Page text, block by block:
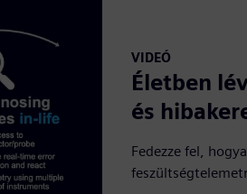
VIDEÓ
Életben
és
Fedezze fel,